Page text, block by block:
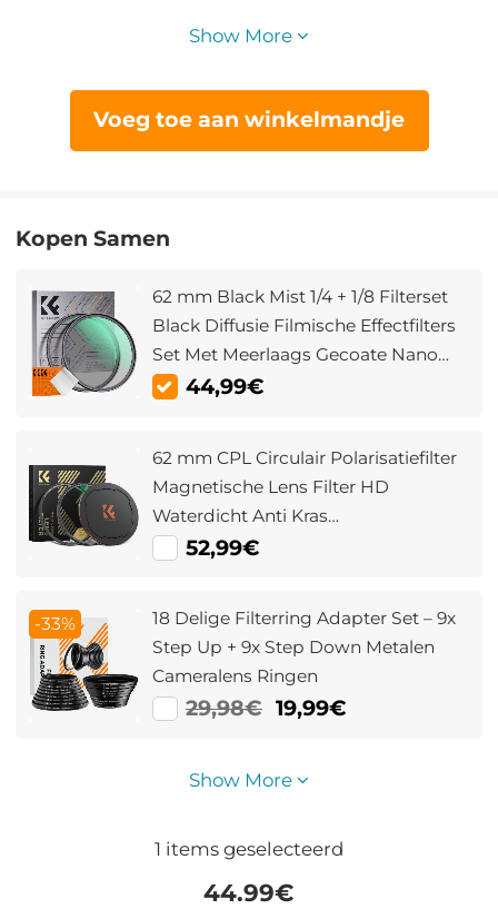
Show More
Voeg toe aan winkelmandje
Kopen Samen
62 mm Black Mist 1/4 + 1/8 Filterset
Black Diffusie Filmische Effectfilters
Set Met Meerlaags Gecoate Nano
Klear Serie
44,99€
62 mm CPL Circulair Polarisatiefilter
Magnetische Lens Filter HD
Waterdicht Anti Kras
Antireflecterend Nano Xcel Serie
52,99€
-33%
18 Delige Filterring Adapter Set – 9x
Step Up + 9x Step Down Metalen
Cameralens Ringen
29,98€ 19,99€
Show More
1 items geselecteerd
44.99€